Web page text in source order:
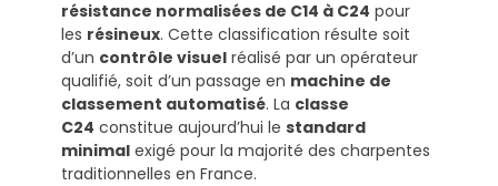
résistance normalisées de C14 à C24 pour
les résineux. Cette classification résulte soit
d’un contrôle visuel réalisé par un opérateur
qualifié, soit d’un passage en machine de
classement automatisé. La classe
C24 constitue aujourd’hui le standard
minimal exigé pour la majorité des charpentes
traditionnelles en France.